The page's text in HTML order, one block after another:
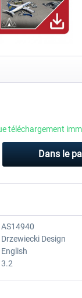
V2.0
téléchargement
Dans le
AS14940
Drzewiecki Design
English
3.2